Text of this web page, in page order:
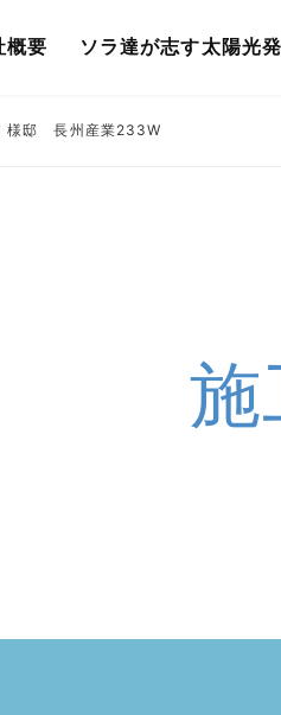
概要 ソラ達が志す太陽光
様邸 長州産業233W
施